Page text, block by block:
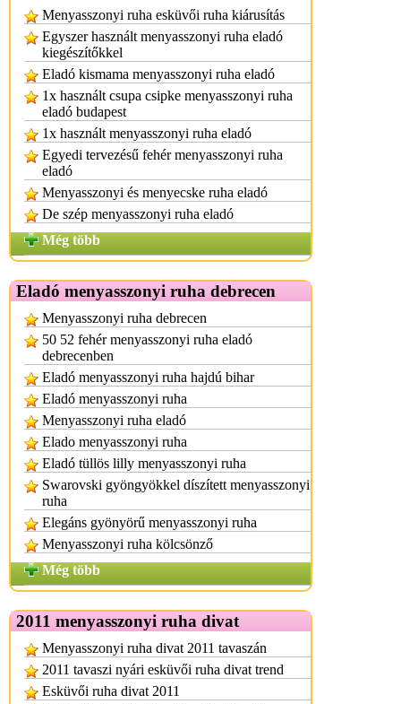
Menyasszonyi ruha esküvői ruha kiárusítás
Egyszer használt menyasszonyi ruha eladó
kiegészítőkkel
Eladó kismama menyasszonyi ruha eladó
1x használt csupa csipke menyasszonyi ruha
eladó budapest
1x használt menyasszonyi ruha eladó
Egyedi tervezésű fehér menyasszonyi ruha
eladó
Menyasszonyi és menyecske ruha eladó
De szép menyasszonyi ruha eladó
Még több
Eladó menyasszonyi ruha debrecen
Menyasszonyi ruha debrecen
50 52 fehér menyasszonyi ruha eladó
debrecenben
Eladó menyasszonyi ruha hajdú bihar
Eladó menyasszonyi ruha
Menyasszonyi ruha eladó
Elado menyasszonyi ruha
Eladó tüllös lilly menyasszonyi ruha
Swarovski gyöngyökkel díszített menyasszonyi
ruha
Elegáns gyönyörű menyasszonyi ruha
Menyasszonyi ruha kölcsönző
Még több
2011 menyasszonyi ruha divat
Menyasszonyi ruha divat 2011 tavaszán
2011 tavaszi nyári esküvői ruha divat trend
Esküvői ruha divat 2011